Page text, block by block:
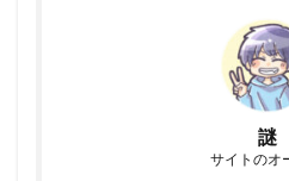
謎
サイトのオ